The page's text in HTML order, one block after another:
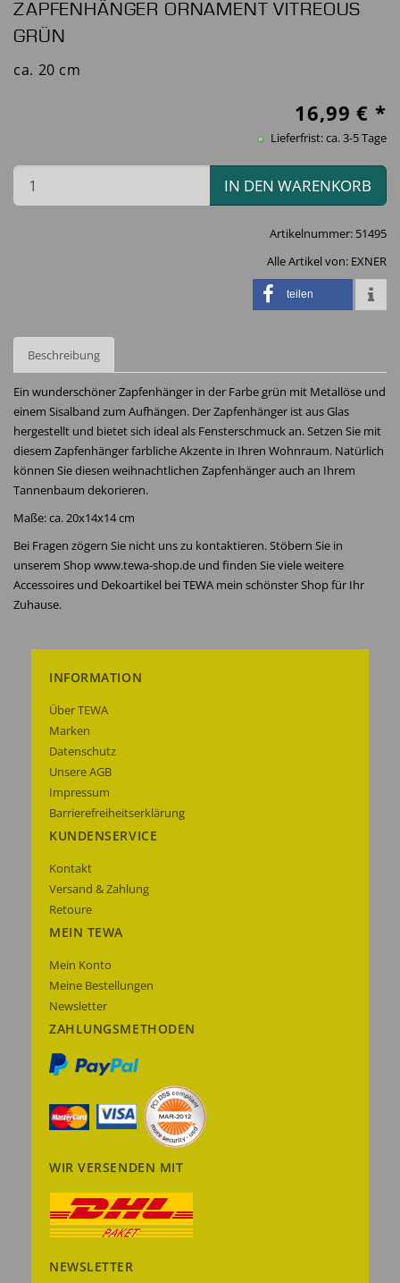
ZAPFENHÄNGER ORNAMENT VITREOUS
GRÜN
ca. 20 cm
16,99 € *
Lieferfrist: ca. 3-5 Tage
IN DEN WARENKORB
Artikelnummer: 51495
Alle Artikel von: EXNER
teilen
Beschreibung
Ein wunderschöner Zapfenhänger in der Farbe grün mit Metallöse und
einem Sisalband zum Aufhängen. Der Zapfenhänger ist aus Glas
hergestellt und bietet sich ideal als Fensterschmuck an. Setzen Sie mit
diesem Zapfenhänger farbliche Akzente in Ihren Wohnraum. Natürlich
können Sie diesen weihnachtlichen Zapfenhänger auch an Ihrem
Tannenbaum dekorieren.
Maße: ca. 20x14x14 cm
Bei Fragen zögern Sie nicht uns zu kontaktieren. Stöbern Sie in
unserem Shop www.tewa-shop.de und finden Sie viele weitere
Accessoires und Dekoartikel bei TEWA mein schönster Shop für Ihr
Zuhause.
INFORMATION
Über TEWA
Marken
Datenschutz
Unsere AGB
Impressum
Barrierefreiheitserklärung
KUNDENSERVICE
Kontakt
Versand & Zahlung
Retoure
MEIN TEWA
Mein Konto
Meine Bestellungen
Newsletter
ZAHLUNGSMETHODEN
WIR VERSENDEN MIT
NEWSLETTER